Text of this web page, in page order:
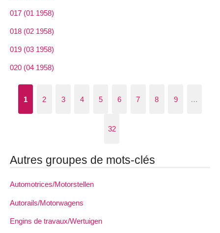
017 (01 1958)
018 (02 1958)
019 (03 1958)
020 (04 1958)
1 2 3 4 5 6 7 8 9 …
32
Autres groupes de mots-clés
Automotrices/Motorstellen
Autorails/Motorwagens
Engins de travaux/Wertuigen